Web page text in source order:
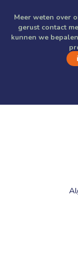
Meer weten over
gerust contact
kunnen we